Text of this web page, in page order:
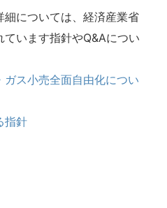
細については、経済産業省
います指針やQ&Aについ
ス小売全面自由化につい
指針